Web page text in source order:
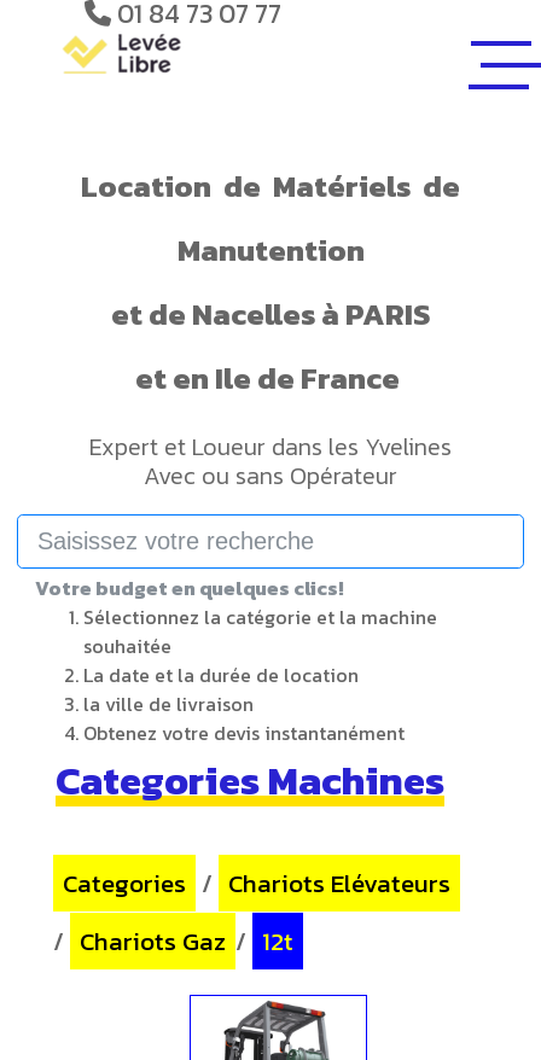
01 84 73 07 77
Location de Matériels de
Manutention
et deNacellesà PARIS
et en Ile de France
Expert et Loueur dans les Yvelines
Avec ou sans Opérateur
Votre budget en quelques clics!
Sélectionnez la catégorie et la machine
souhaitée
La date et la durée de location
la ville de livraison
Obtenez votre devis instantanément
Categories Machines
Categories / Chariots Elévateurs
/ Chariots Gaz / 12t